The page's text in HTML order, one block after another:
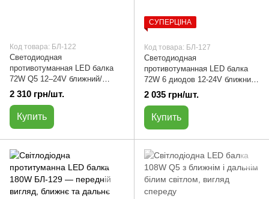
Код товара: БЛ-122
Светодиодная
противотуманная LED балка
72W Q5 12–24V ближний/
дальний белый свет | БЛ-122
2 310 грн/шт.
Купить
СУПЕРЦІНА
Код товара: БЛ-127
Светодиодная
противотуманная LED балка
72W 6 диодов 12-24V ближний
/дальний желтый /белый свет |
БЛ-127
2 035 грн/шт.
Купить